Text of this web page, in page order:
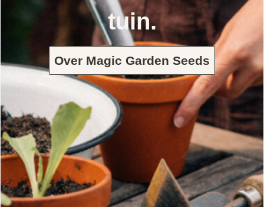
tuin.
Over Magic Garden Seeds